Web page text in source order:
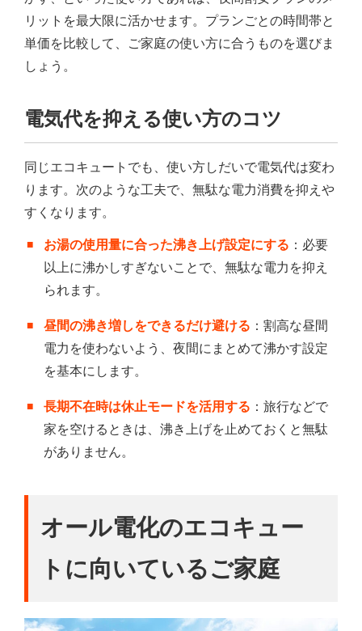
リットを最大限に活かせます。プランごとの時間帯と
単価を比較して、ご家庭の使い方に合うものを選びま
しょう。
電気代を抑える使い方のコツ
同じエコキュートでも、使い方しだいで電気代は変わ
ります。次のような工夫で、無駄な電力消費を抑えや
すくなります。
お湯の使用量に合った沸き上げ設定にする ：必要
以上に沸かしすぎないことで、無駄な電力を抑え
られます。
昼間の沸き増しをできるだけ避ける ：割高な昼間
電力を使わないよう、夜間にまとめて沸かす設定
を基本にします。
長期不在時は休止モードを活用する ：旅行などで
家を空けるときは、沸き上げを止めておくと無駄
がありません。
オール電化のエコキュー
トに向いているご家庭